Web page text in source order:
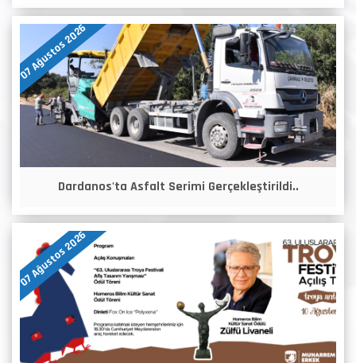
07 Ağustos 2026
Dardanos'ta Asfalt Serimi Gerçekleştirildi..
07 Ağustos 2026